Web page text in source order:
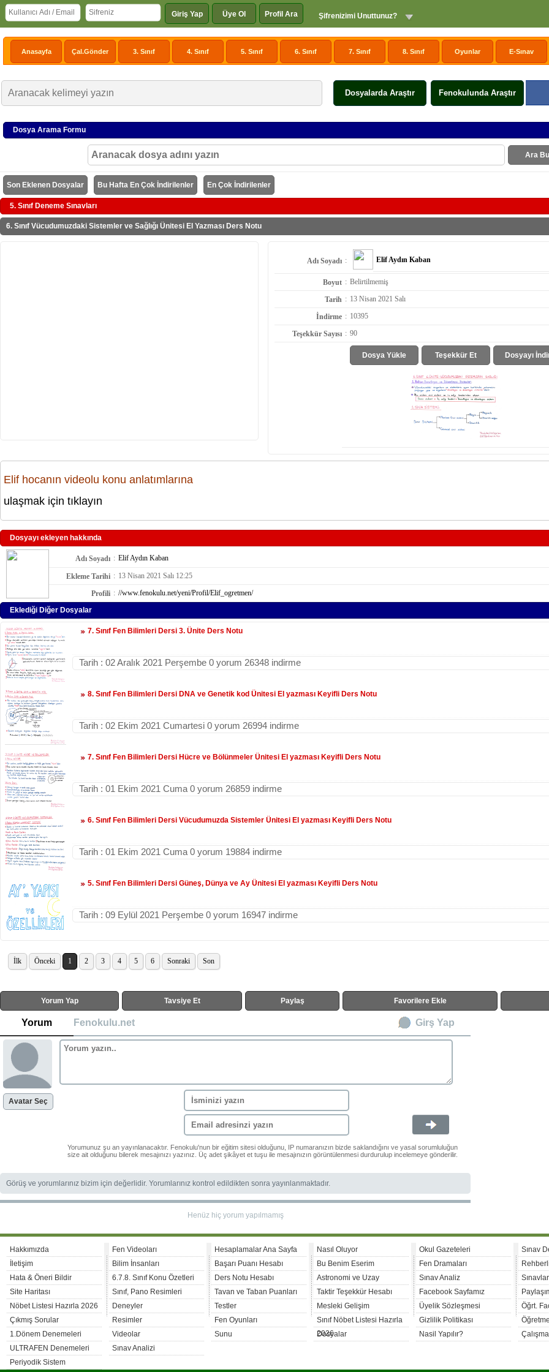
Giriş Yap Üye Ol Profil Ara Şifrenizimi Unuttunuz?
Anasayfa Çal.Gönder 3. Sınıf 4. Sınıf 5. Sınıf 6. Sınıf 7. Sınıf 8. Sınıf Oyunlar E-Sınav
Dosyalarda Araştır Fenokulunda Araştır
Dosya Arama Formu
Ara
Son Eklenen Dosyalar Bu Hafta En Çok İndirilenler En Çok İndirilenler
5. Sınıf Deneme Sınavları
6. Sınıf Vücudumuzdaki Sistemler ve Sağlığı Ünitesi El Yazması Ders Notu
Adı Soyadı : Elif Aydın Kaban
Boyut : Belirtilmemiş
Tarih : 13 Nisan 2021 Salı
İndirme : 10395
Teşekkür Sayısı : 90
Dosya Yükle Teşekkür Et Dosyayı
Elif hocanın videolu konu anlatımlarına
ulaşmak için tıklayın
Dosyayı ekleyen hakkında
Adı Soyadı : Elif Aydın Kaban
Ekleme Tarihi : 13 Nisan 2021 Salı 12:25
Profili : //www.fenokulu.net/yeni/Profil/Elif_ogretmen/
Eklediği Diğer Dosyalar
7. Sınıf Fen Bilimleri Dersi 3. Ünite Ders Notu
Tarih : 02 Aralık 2021 Perşembe 0 yorum 26348 indirme
8. Sınıf Fen Bilimleri Dersi DNA ve Genetik kod Ünitesi El yazması Keyifli Ders Notu
Tarih : 02 Ekim 2021 Cumartesi 0 yorum 26994 indirme
7. Sınıf Fen Bilimleri Dersi Hücre ve Bölünmeler Ünitesi El yazması Keyifli Ders Notu
Tarih : 01 Ekim 2021 Cuma 0 yorum 26859 indirme
6. Sınıf Fen Bilimleri Dersi Vücudumuzda Sistemler Ünitesi El yazması Keyifli Ders Notu
Tarih : 01 Ekim 2021 Cuma 0 yorum 19884 indirme
5. Sınıf Fen Bilimleri Dersi Güneş, Dünya ve Ay Ünitesi El yazması Keyifli Ders Notu
Tarih : 09 Eylül 2021 Perşembe 0 yorum 16947 indirme
İlk Önceki 1 2 3 4 5 6 Sonraki Son
Yorum Yap Tavsiye Et Paylaş Favorilere Ekle
Yorum Fenokulu.net Girş Yap
Avatar Seç
Yorumunuz şu an yayınlanacaktır. Fenokulu'nun bir eğitim sitesi olduğunu, IP numaranızın bizde saklandığını ve yasal sorumluluğun
size ait olduğunu bilerek mesajınızı yazınız. Üç adet şikâyet et tuşu ile mesajınızın görüntülenmesi durdurulup incelemeye gönderilir.
Görüş ve yorumlarınız bizim için değerlidir. Yorumlarınız kontrol edildikten sonra yayınlanmaktadır.
Henüz hiç yorum yapılmamış
Hakkımızda
İletişim
Hata & Öneri Bildir
Site Haritası
Nöbet Listesi Hazırla 2026
Çıkmış Sorular
1.Dönem Denemeleri
ULTRAFEN Denemeleri
Periyodik Sistem
Fen Videoları
Bilim İnsanları
6.7.8. Sınıf Konu Özetleri
Sınıf, Pano Resimleri
Deneyler
Resimler
Videolar
Sınav Analizi
Hesaplamalar Ana Sayfa
Başarı Puanı Hesabı
Ders Notu Hesabı
Tavan ve Taban Puanları
Testler
Fen Oyunları
Sunu
Nasıl Oluyor
Bu Benim Eserim
Astronomi ve Uzay
Taktir Teşekkür Hesabı
Mesleki Gelişim
Sınıf Nöbet Listesi Hazırla
2026
Dosyalar
Okul Gazeteleri
Fen Dramaları
Sınav Analiz
Facebook Sayfamız
Üyelik Sözleşmesi
Gizlilik Politikası
Nasil Yapılır?
Sınav
Öğrt.